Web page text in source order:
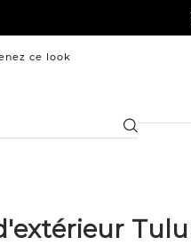
ce look
Chercher